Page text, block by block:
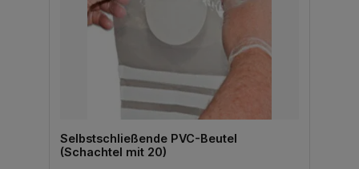
Selbstschließende PVC-Beutel
(Schachtel mit 20)